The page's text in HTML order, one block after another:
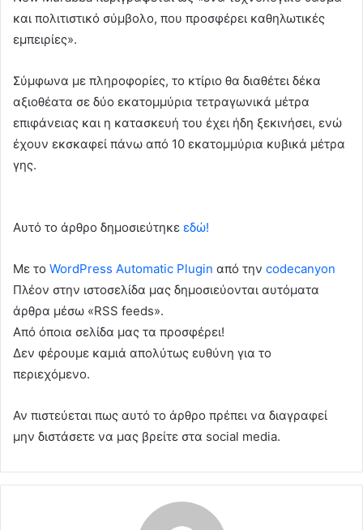
και πολιτιστικό σύμβολο, που προσφέρει καθηλωτικές
εμπειρίες».
Σύμφωνα με πληροφορίες, το κτίριο θα διαθέτει δέκα
αξιοθέατα σε δύο εκατομμύρια τετραγωνικά μέτρα
επιφάνειας και η κατασκευή του έχει ήδη ξεκινήσει, ενώ
έχουν εκσκαφεί πάνω από 10 εκατομμύρια κυβικά μέτρα
γης.
Αυτό το άρθρο δημοσιεύτηκε εδώ!
Με το WordPress Automatic Plugin από την codecanyon
Πλέον στην ιστοσελίδα μας δημοσιεύονται αυτόματα
άρθρα μέσω «RSS feeds».
Από όποια σελίδα μας τα προσφέρει!
Δεν φέρουμε καμιά απολύτως ευθύνη για το
περιεχόμενο.
Αν πιστεύεται πως αυτό το άρθρο πρέπει να διαγραφεί
μην διστάσετε να μας βρείτε στα social media.